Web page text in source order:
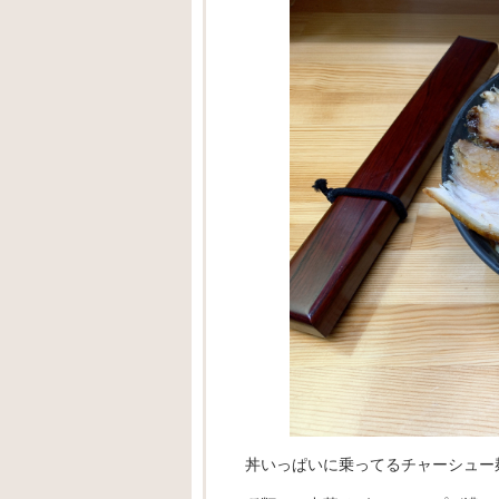
丼いっぱいに乗ってるチャーシュー